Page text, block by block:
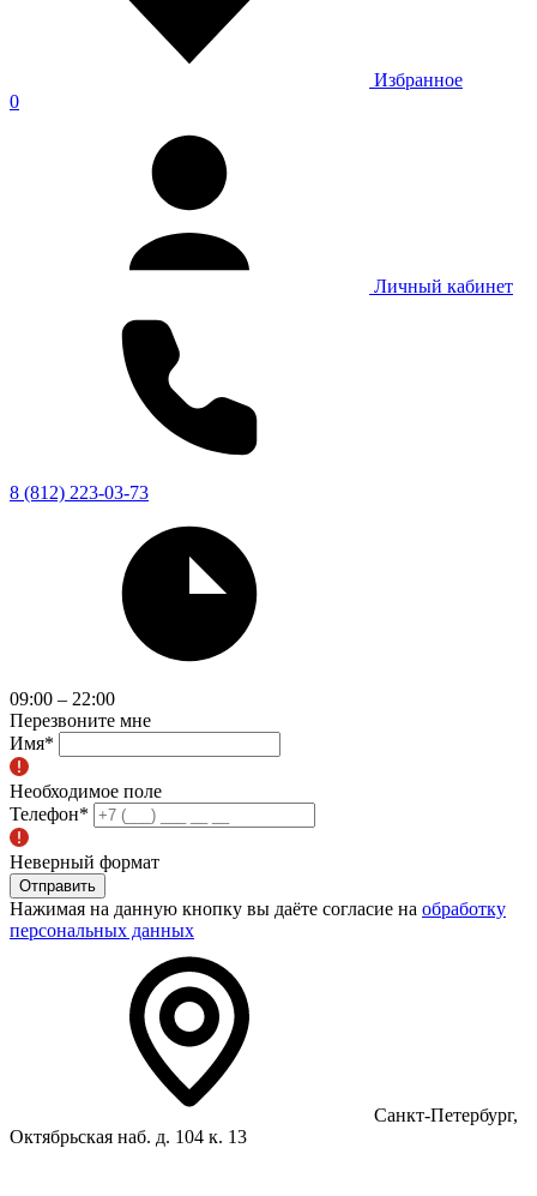
Избранное
0
Личный кабинет
8 (812) 223-03-73
09:00 – 22:00
Перезвоните мне
Имя*
Необходимое поле
Телефон*
Неверный формат
Отправить
Нажимая на данную кнопку вы даёте согласие на обработку
персональных данных
Санкт-Петербург,
Октябрьская наб. д. 104 к. 13